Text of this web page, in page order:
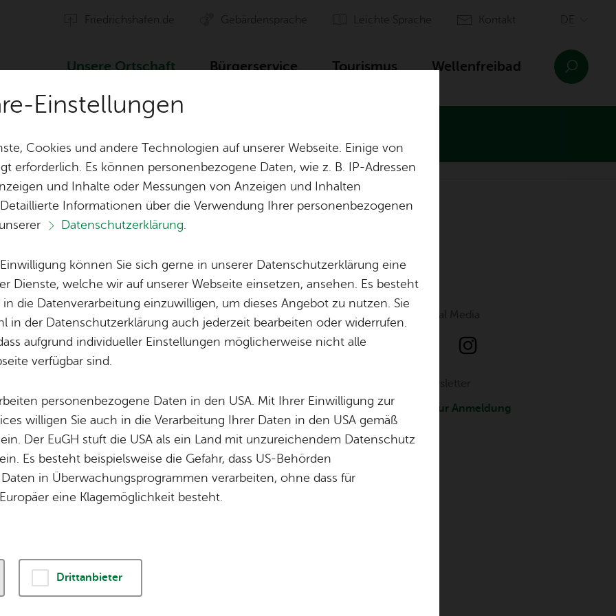
Fried­richs­ha­fen.de Ge­bär­den­spra­che Leich­te Spra­che Kon­takt
Un­se­re Ort­schaft Bür­ger­ser­vice Tou­ris­mus Wel­len­frei­bad
Orts­vor­ste­her & Ort­schafts­rat
Lo­ka­le Agen­da
Ak­ti­on Ge­mein­sinn Ai­lin­gen
Bil­der
Wei­te­re Infos
Orts­plan
Für Gast­ge­ber
Im­pres­sum
Bar­rie­re­frei­heit
Pres­se
The­men
Un­se­re Ort­schaft
Wel­len­frei­bad
Zur An­mel­dung
Einstellungen
Cookies und andere Technologien auf unserer Webseite. Einige von
erforderlich. Es können personenbezogene Daten, wie z. B. IP-Adressen
und Inhalte oder Messungen von Anzeigen und Inhalten
Informationen über die Verwendung Ihrer personenbezogenen
Datenschutzerklärung.
können Sie sich gerne in unserer Datenschutzerklärung eine
Dienste, welche wir auf unserer Webseite einsetzen, ansehen. Es besteht
die Datenverarbeitung einzuwilligen, um dieses Angebot zu nutzen. Sie
in der Datenschutzerklärung auch jederzeit bearbeiten oder widerrufen.
aufgrund individueller Einstellungen möglicherweise nicht alle
verfügbar sind.
personenbezogene Daten in den USA. Mit Ihrer Einwilligung zur
willigen Sie auch in die Verarbeitung Ihrer Daten in den USA gemäß
ein. Der EuGH stuft die USA als ein Land mit unzureichendem Datenschutz
Es besteht beispielsweise die Gefahr, dass US-Behörden
in Überwachungsprogrammen verarbeiten, ohne dass für
eine Klagemöglichkeit besteht.
Drittanbieter